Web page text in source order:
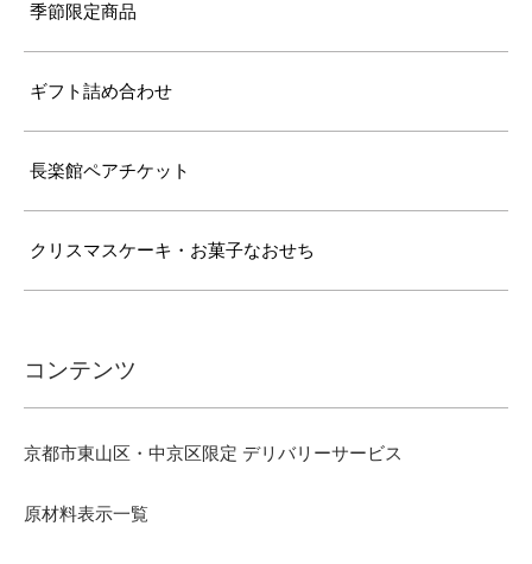
季節限定商品
ギフト詰め合わせ
長楽館ペアチケット
クリスマスケーキ・お菓子なおせち
コンテンツ
京都市東山区・中京区限定 デリバリーサービス
原材料表示一覧